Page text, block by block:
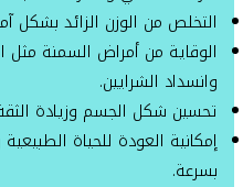
التخلص من الوزن الزائد بشكل
الوقاية من أمراض السمنة مثل
وانسداد الشرايين.
تحسين شكل الجسم وزيادة
إمكانية العودة للحياة
بسرعة.